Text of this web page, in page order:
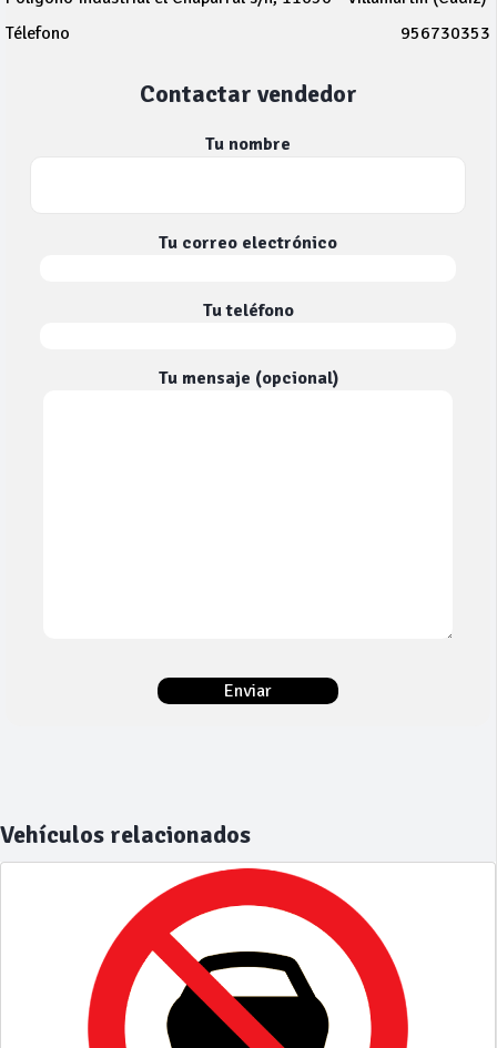
Télefono
956730353
Contactar vendedor
Tu nombre
Tu correo electrónico
Tu teléfono
Tu mensaje (opcional)
Vehículos relacionados